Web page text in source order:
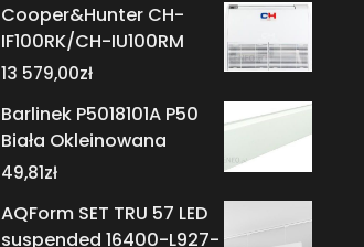
Cooper&Hunter CH-
IF100RK/CH-IU100RM
13 579,00zł
Barlinek P5018101A P50
Biała Okleinowana
49,81zł
AQForm SET TRU 57 LED
suspended 16400-L927-